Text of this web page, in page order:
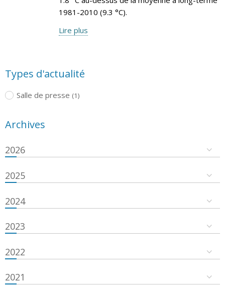
1981-2010 (9.3 °C).
Lire plus
Types d'actualité
Salle de presse (1)
Archives
2026
2025
2024
2023
2022
2021